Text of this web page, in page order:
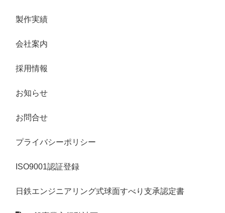
製作実績
会社案内
採用情報
お知らせ
お問合せ
プライバシーポリシー
ISO9001認証登録
日鉄エンジニアリング式球面すべり支承認定書